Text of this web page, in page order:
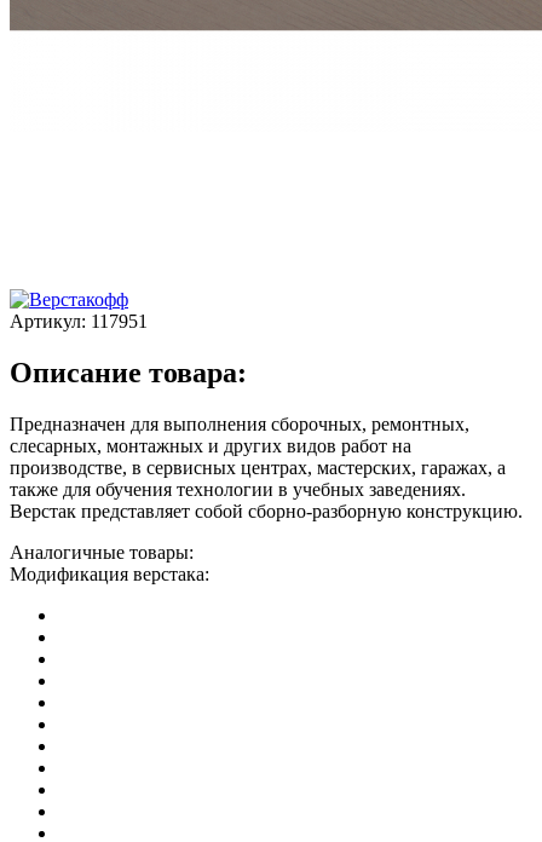
Артикул: 117951
Описание товара:
Предназначен для выполнения сборочных, ремонтных,
слесарных, монтажных и других видов работ на
производстве, в сервисных центрах, мастерских, гаражах, а
также для обучения технологии в учебных заведениях.
Верстак представляет собой сборно-разборную конструкцию.
Аналогичные товары:
Модификация верстака: